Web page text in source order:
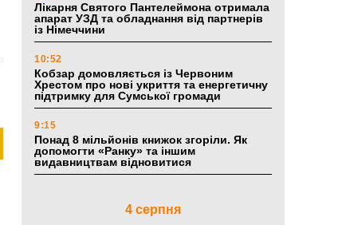
Лікарня Святого Пантелеймона отримала
апарат УЗД та обладнання від партнерів
із Німеччини
10:52
Кобзар домовляється із Червоним
Хрестом про нові укриття та енергетичну
підтримку для Сумської громади
9:15
Понад 8 мільйонів книжок згоріли. Як
допомогти «Ранку» та іншим
видавництвам відновитися
4 серпня